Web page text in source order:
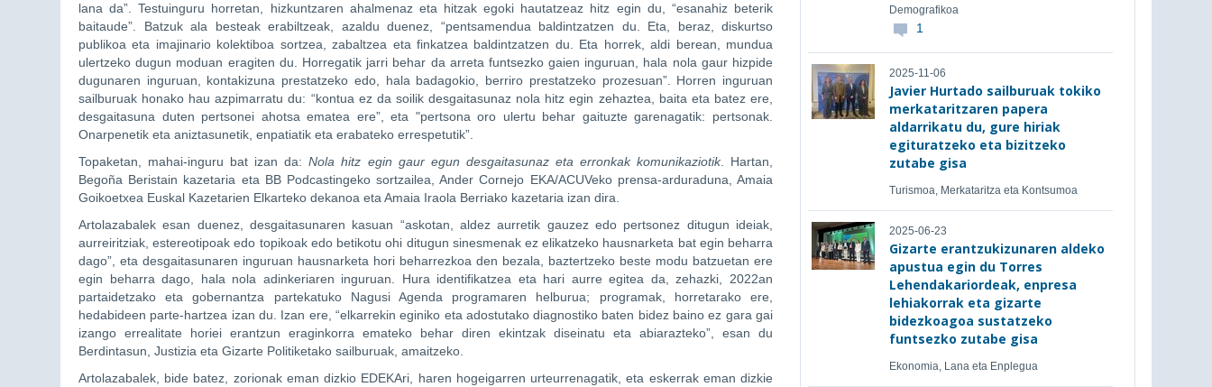
lana da”. Testuinguru horretan, hizkuntzaren ahalmenaz eta hitzak egoki hautatzeaz hitz egin du, “esanahiz beterik
baitaude”. Batzuk ala besteak erabiltzeak, azaldu duenez, “pentsamendua baldintzatzen du. Eta, beraz, diskurtso
publikoa eta imajinario kolektiboa sortzea, zabaltzea eta finkatzea baldintzatzen du. Eta horrek, aldi berean, mundua
ulertzeko dugun moduan eragiten du. Horregatik jarri behar da arreta funtsezko gaien inguruan, hala nola gaur hizpide
dugunaren inguruan, kontakizuna prestatzeko edo, hala badagokio, berriro prestatzeko prozesuan”. Horren inguruan
sailburuak honako hau azpimarratu du: “kontua ez da soilik desgaitasunaz nola hitz egin zehaztea, baita eta batez ere,
desgaitasuna duten pertsonei ahotsa ematea ere”, eta "pertsona oro ulertu behar gaituzte garenagatik: pertsonak.
Onarpenetik eta aniztasunetik, enpatiatik eta erabateko errespetutik”.
Topaketan, mahai-inguru bat izan da:Nola hitz egin gaur egun desgaitasunaz eta erronkak komunikaziotik. Hartan,
Begoña Beristain kazetaria eta BB Podcastingeko sortzailea, Ander Cornejo EKA/ACUVeko prensa-arduraduna, Amaia
Goikoetxea Euskal Kazetarien Elkarteko dekanoa eta Amaia Iraola Berriako kazetaria izan dira.
Artolazabalek esan duenez, desgaitasunaren kasuan “askotan, aldez aurretik gauzez edo pertsonez ditugun ideiak,
aurreiritziak, estereotipoak edo topikoak edo betikotu ohi ditugun sinesmenak ez elikatzeko hausnarketa bat egin beharra
dago”, eta desgaitasunaren inguruan hausnarketa hori beharrezkoa den bezala, baztertzeko beste modu batzuetan ere
egin beharra dago, hala nola adinkeriaren inguruan. Hura identifikatzea eta hari aurre egitea da, zehazki, 2022an
partaidetzako eta gobernantza partekatuko Nagusi Agenda programaren helburua; programak, horretarako ere,
hedabideen parte-hartzea izan du. Izan ere, “elkarrekin eginiko eta adostutako diagnostiko baten bidez baino ez gara gai
izango errealitate horiei erantzun eraginkorra emateko behar diren ekintzak diseinatu eta abiarazteko”, esan du
Berdintasun, Justizia eta Gizarte Politiketako sailburuak, amaitzeko.
Artolazabalek, bide batez, zorionak eman dizkio EDEKAri, haren hogeigarren urteurrenagatik, eta eskerrak eman dizkie
Demografikoa
1
2025-11-06
Javier Hurtado sailburuak tokiko
merkataritzaren papera
aldarrikatu du, gure hiriak
egituratzeko eta bizitzeko
zutabe gisa
Turismoa, Merkataritza eta Kontsumoa
2025-06-23
Gizarte erantzukizunaren aldeko
apustua egin du Torres
Lehendakariordeak, enpresa
lehiakorrak eta gizarte
bidezkoagoa sustatzeko
funtsezko zutabe gisa
Ekonomia, Lana eta Enplegua